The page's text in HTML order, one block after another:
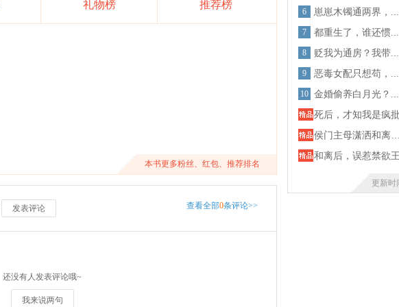
礼物榜 推荐榜
本书更多粉丝、红包、推荐排名
查看全部0条评论>>
发表评论
还没有人发表评论哦~
我来说两句
6 崽崽木镯通两界，...
7 都重生了，谁还惯...
8 贬我为通房？我带...
9 恶毒女配只想苟，...
10 金婚偷养白月光？...
死后，才知我是疯
侯门主母潇洒和离…
和离后，误惹禁欲
更新时